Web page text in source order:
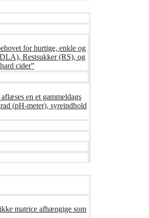
for hurtige, enkle og
Restsukker (RS), og
cider”
en et gammeldags
(pH-meter), syreindhold
matrice afhængige som